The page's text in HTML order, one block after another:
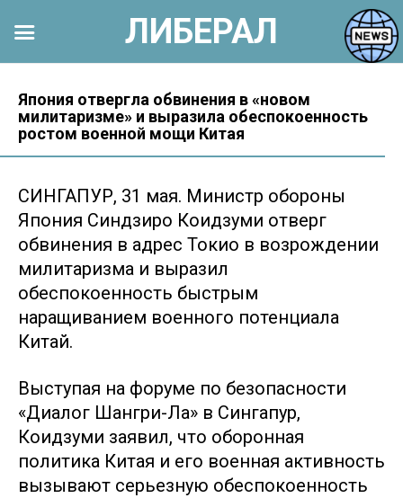
контенту
Япония отвергла обвинения в «новом
милитаризме» и выразила обеспокоенность
ростом военной мощи Китая
СИНГАПУР, 31 мая. Министр обороны
Япония Синдзиро Коидзуми отверг
обвинения в адрес Токио в возрождении
милитаризма и выразил
обеспокоенность быстрым
наращиванием военного потенциала
Китай.
Выступая на форуме по безопасности
«Диалог Шангри-Ла» в Сингапур,
Коидзуми заявил, что оборонная
политика Китая и его военная активность
вызывают серьезную обеспокоенность
ЛИБЕРАЛ